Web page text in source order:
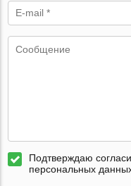
Подтверждаю
персональных